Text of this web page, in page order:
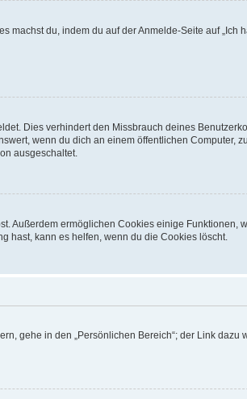
machst du, indem du auf der Anmelde-Seite auf „Ich
Dies verhindert den Missbrauch deines
wenn du dich an einem öffentlichen Computer,
ausgeschaltet.
Außerdem ermöglichen Cookies einige Funktionen,
hast, kann es helfen, wenn du die Cookies löscht.
gehe in den „Persönlichen Bereich“; der Link dazu